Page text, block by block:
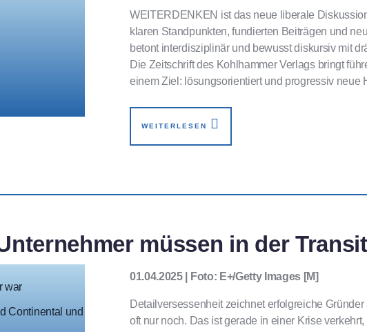
WEITERDENKEN ist das neue liberale
klaren Standpunkten, fundierten Beiträgen und
betont interdisziplinär und bewusst diskursiv mit
Die Zeitschrift des Kohlhammer Verlags bringt
einem Ziel: lösungsorientiert und progressiv neue
WEITERLESEN
müssen in der
01.04.2025 | Foto: E+/Getty Images [M]
Detailversessenheit zeichnet erfolgreiche
oft nur noch. Das ist gerade in einer Krise